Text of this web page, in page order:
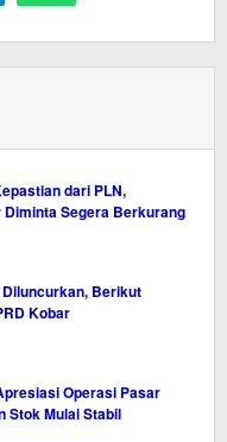
dari PLN,
Segera Berkurang
Berikut
Kobar
Operasi Pasar
Stok Mulai Stabil